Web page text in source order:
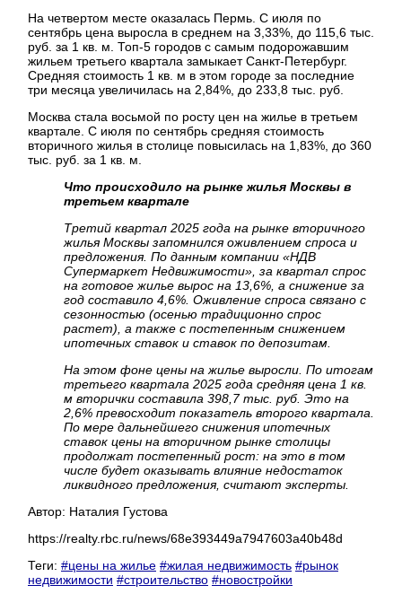
На четвертом месте оказалась Пермь. С июля по
сентябрь цена выросла в среднем на 3,33%, до 115,6 тыс.
руб. за 1 кв. м. Топ-5 городов с самым подорожавшим
жильем третьего квартала замыкает Санкт-Петербург.
Средняя стоимость 1 кв. м в этом городе за последние
три месяца увеличилась на 2,84%, до 233,8 тыс. руб.
Москва стала восьмой по росту цен на жилье в третьем
квартале. С июля по сентябрь средняя стоимость
вторичного жилья в столице повысилась на 1,83%, до 360
тыс. руб. за 1 кв. м.
Что происходило на рынке жилья Москвы в
третьем квартале
Третий квартал 2025 года на рынке вторичного
жилья Москвы запомнился оживлением спроса и
предложения. По данным компании «НДВ
Супермаркет Недвижимости», за квартал спрос
на готовое жилье вырос на 13,6%, а снижение за
год составило 4,6%. Оживление спроса связано с
сезонностью (осенью традиционно спрос
растет), а также с постепенным снижением
ипотечных ставок и ставок по депозитам.
На этом фоне цены на жилье выросли. По итогам
третьего квартала 2025 года средняя цена 1 кв.
м вторички составила 398,7 тыс. руб. Это на
2,6% превосходит показатель второго квартала.
По мере дальнейшего снижения ипотечных
ставок цены на вторичном рынке столицы
продолжат постепенный рост: на это в том
числе будет оказывать влияние недостаток
ликвидного предложения, считают эксперты.
Автор: Наталия Густова
https://realty.rbc.ru/news/68e393449a7947603a40b48d
Теги: #цены на жилье #жилая недвижимость #рынок
недвижимости #строительство #новостройки